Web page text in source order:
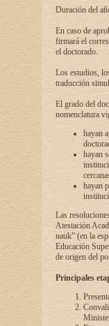
Duración del
En caso de
firmará el
el doctorado.
Los estudios,
traducción
El grado del
nomenclatura
hayan
hayan
hayan
Las
Atestación
nauk” (en la
Educación
de origen del
Principales